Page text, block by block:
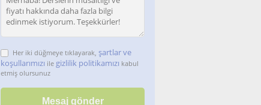
Her iki düğmeye tıklayarak, şartlar ve
koşullarımızı ile gizlilik politikamızı kabul
etmiş olursunuz